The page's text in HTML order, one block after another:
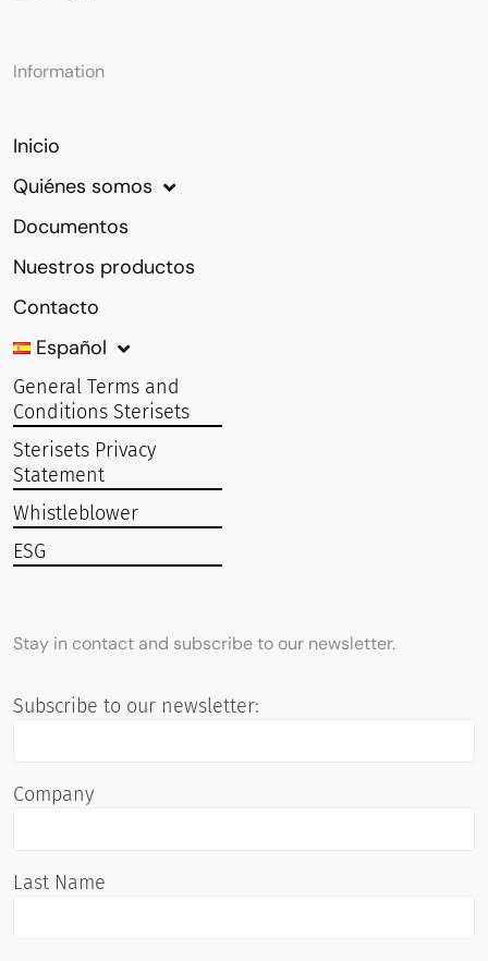
Stay in contact and subscribe to our newsletter.
Subscribe to our newsletter:
Company
Last Name
Information
Inicio
Quiénes somos
Documentos
Nuestros productos
Contacto
Español
General Terms and
Conditions Sterisets
Sterisets Privacy
Statement
Whistleblower
ESG